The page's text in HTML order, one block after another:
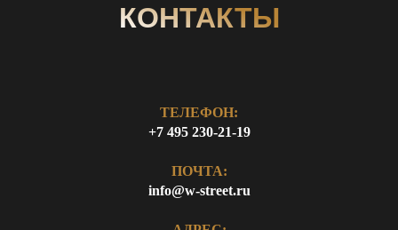
КОНТАКТЫ
ТЕЛЕФОН:
+7 495 230-21-19
ПОЧТА:
info@w-street.ru